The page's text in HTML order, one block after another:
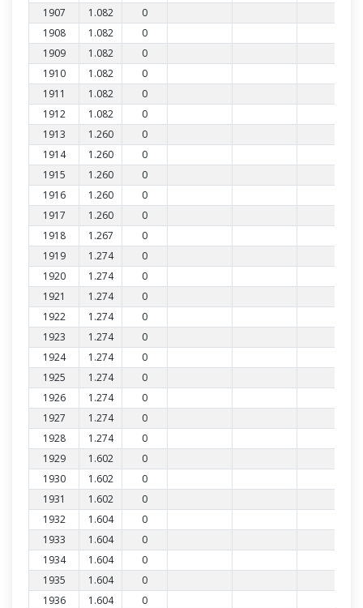
1907
1.082
0
1908
1.082
0
1909
1.082
0
1910
1.082
0
1911
1.082
0
1912
1.082
0
1913
1.260
0
1914
1.260
0
1915
1.260
0
1916
1.260
0
1917
1.260
0
1918
1.267
0
1919
1.274
0
1920
1.274
0
1921
1.274
0
1922
1.274
0
1923
1.274
0
1924
1.274
0
1925
1.274
0
1926
1.274
0
1927
1.274
0
1928
1.274
0
1929
1.602
0
1930
1.602
0
1931
1.602
0
1932
1.604
0
1933
1.604
0
1934
1.604
0
1935
1.604
0
1936
1.604
0